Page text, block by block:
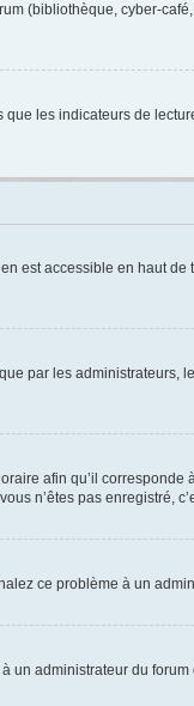
(bibliothèque, cyber-
les indicateurs de
est accessible en haut de
par les administrateurs,
afin qu’il corresponde
n’êtes pas enregistré,
ce problème à un
un administrateur du